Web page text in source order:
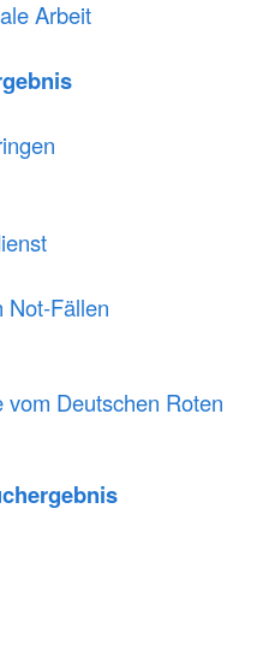
Arbeit
Not-Fällen
Deutschen Roten